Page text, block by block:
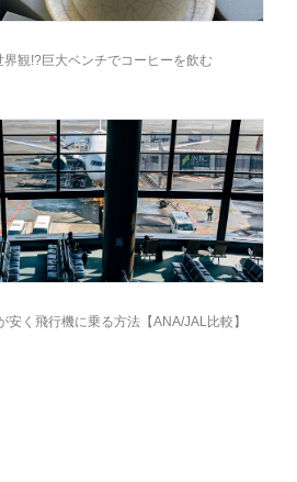
界観!?巨大ベンチでコーヒーを飲む
安く飛行機に乗る方法【ANA/JAL比較】